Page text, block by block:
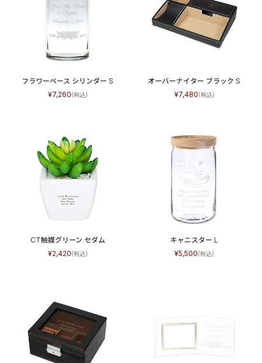
フラワーベース シリンダー S
7,260
オーバーナイター ブラック S
7,480
CT触媒グリーン セダム
2,420
キャニスター L
5,500